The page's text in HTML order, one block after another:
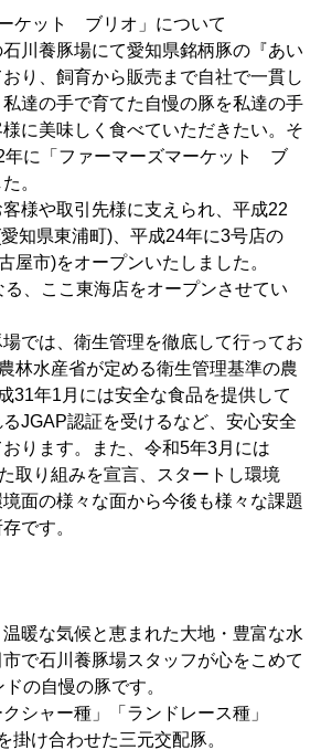
ケット ブリオ」について
川養豚場にて愛知県銘柄豚の『あい
り、飼育から販売まで自社で一貫し
達の手で育てた自慢の豚を私達の手
に美味しく食べていただきたい。そ
年に「ファーマーズマーケット ブ
。
様や取引先様に支えられ、平成22
知県東浦町)、平成24年に3号店の
屋市)をオープンいたしました。
、ここ東海店をオープンさせてい
では、衛生管理を徹底して行ってお
林水産省が定める衛生管理基準の農
31年1月には安全な食品を提供して
JGAP認証を受けるなど、安心安全
ります。また、令和5年3月には
取り組みを宣言、スタートし環境
面の様々な面から今後も様々な課題
です。
温暖な気候と恵まれた大地・豊富な水
で石川養豚場スタッフが心をこめて
の自慢の豚です。
シャー種」「ランドレース種」
掛け合わせた三元交配豚。